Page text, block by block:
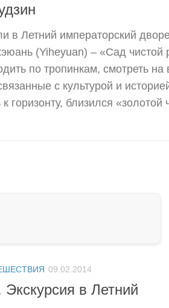
в Летний императорский
(Yiheyuan) – «Сад чистой
по тропинкам, смотреть на
с культурой и
горизонту, близился «золотой
09.02.2014
в Летний